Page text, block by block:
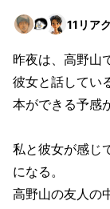
11 リア
昨夜は、高野山
彼女と話してい
本ができる予感
私と彼女が感じ
になる。
高野山の友人の